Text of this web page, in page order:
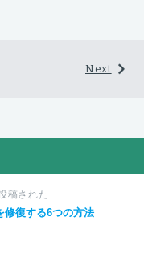
Next
稿された
修復する6つの方法